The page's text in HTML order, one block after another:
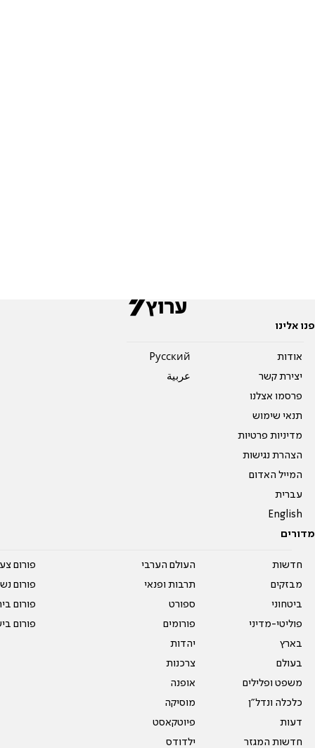
פנו אלינו
אודות
יצירת קשר
פרסמו אצלנו
תנאי שימוש
מדיניות פרטיות
הצהרת נגישות
המייל האדום
עברית
English
Pусский
عربية
מדורים
חדשות
מבזקים
ביטחוני
פוליטי-מדיני
בארץ
בעולם
משפט ופלילים
כלכלה ונדל"ן
דעות
חדשות המגזר
העולם הערבי
תרבות ופנאי
ספורט
פורומים
יהדות
צרכנות
אופנה
מוסיקה
פיוטקאסט
ילדודס
פורום
פורום
פורום
פורום